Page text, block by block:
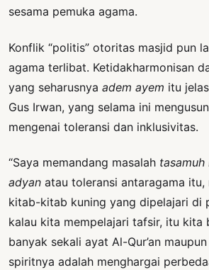
sesama pemuka agama.
Konflik “politis” otoritas masjid pun
agama terlibat. Ketidakharmonisan
yang seharusnya adem ayem itu
Gus Irwan, yang selama ini
mengenai toleransi dan inklusivitas.
“Saya memandang masalah
adyan atau toleransi antaragama itu,
kitab-kitab kuning yang dipelajari di
kalau kita mempelajari tafsir, itu kita
banyak sekali ayat Al-Qur’an
spiritnya adalah menghargai